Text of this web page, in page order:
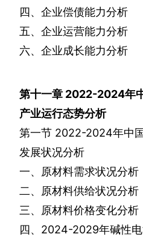
四、企业偿债能力分析
五、企业运营能力分析
六、企业成长能力分析
第十一章 2022-2024年
产业运行态势分析
第一节 2022-2024年中
发展状况分析
一、原材料需求状况分析
二、原材料供给状况分析
三、原材料价格变化分析
四、 2024-2029年碱性